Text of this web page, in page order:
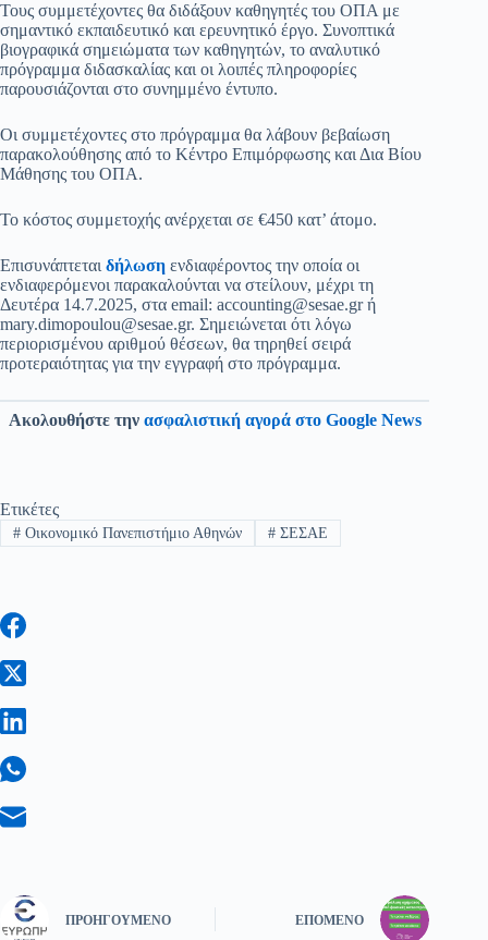
Τους συμμετέχοντες θα διδάξουν καθηγητές του ΟΠΑ με
σημαντικό εκπαιδευτικό και ερευνητικό έργο. Συνοπτικά
βιογραφικά σημειώματα των καθηγητών, το αναλυτικό
πρόγραμμα διδασκαλίας και οι λοιπές πληροφορίες
παρουσιάζονται στο συνημμένο έντυπο.
Οι συμμετέχοντες στο πρόγραμμα θα λάβουν βεβαίωση
παρακολούθησης από το Κέντρο Επιμόρφωσης και Δια Βίου
Μάθησης του ΟΠΑ.
Το κόστος συμμετοχής ανέρχεται σε €450 κατ’ άτομο.
Επισυνάπτεται δήλωση ενδιαφέροντος την οποία οι
ενδιαφερόμενοι παρακαλούνται να στείλουν, μέχρι τη
Δευτέρα 14.7.2025, στα email: accounting@sesae.grή
mary.dimopoulou@sesae.gr. Σημειώνεται ότι λόγω
περιορισμένου αριθμού θέσεων, θα τηρηθεί σειρά
προτεραιότητας για την εγγραφή στο πρόγραμμα.
Ακολουθήστε την ασφαλιστική αγορά στο Google News
Ετικέτες
#Οικονομικό Πανεπιστήμιο Αθηνών #ΣΕΣΑΕ
ΠΡΟΗΓΟΎΜΕΝΟ ΕΠΌΜΕΝΟ